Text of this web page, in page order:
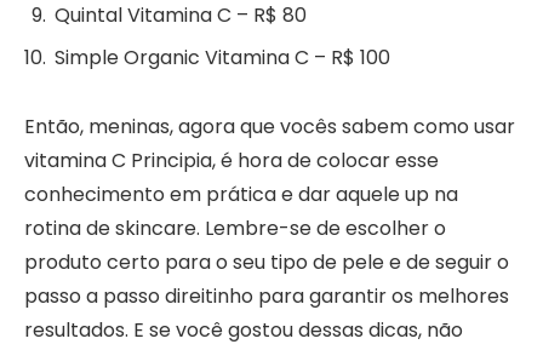
Quintal Vitamina C – R$ 80
Simple Organic Vitamina C – R$ 100
Então, meninas, agora que vocês sabem como usar
vitamina C Principia, é hora de colocar esse
conhecimento em prática e dar aquele up na
rotina de skincare. Lembre-se de escolher o
produto certo para o seu tipo de pele e de seguir o
passo a passo direitinho para garantir os melhores
resultados. E se você gostou dessas dicas, não